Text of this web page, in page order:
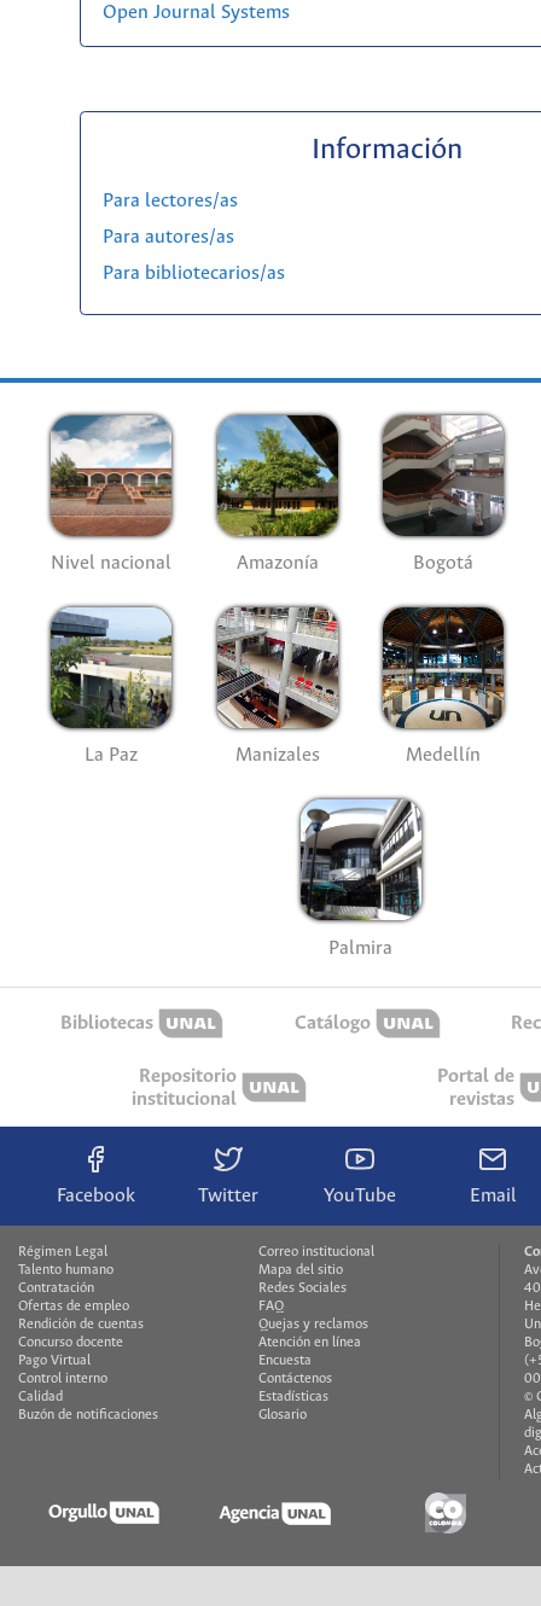
Open Journal Systems
Información
Para lectores/as
Para autores/as
Para bibliotecarios/as
Nivel nacional Amazonía Bogotá
La Paz Manizales Medellín
Palmira
Bibliotecas Catálogo
Repositorio
institucional
Portal de
revistas
Facebook Twitter YouTube Email
Régimen Legal
Talento humano
Contratación
Ofertas de empleo
Rendición de cuentas
Concurso docente
Pago Virtual
Control interno
Calidad
Buzón de notificaciones
Correo institucional
Mapa del sitio
Redes Sociales
FAQ
Quejas y reclamos
Atención en línea
Encuesta
Contáctenos
Estadísticas
Glosario
©